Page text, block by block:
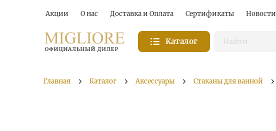
Акции О нас Доставка и Оплата Сертификаты Новости
Каталог
Главная Каталог Аксессуары Стаканы для ванной